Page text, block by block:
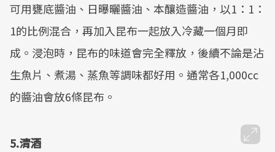
可用甕底醬油、日曝曬醬油、本釀造醬油，以1：1：
1的比例混合，再加入昆布一起放入冷藏一個月即
成。浸泡時，昆布的味道會完全釋放，後續不論是沾
生魚片、煮湯、蒸魚等調味都好用。通常各1,000cc
的醬油會放6條昆布。
5.清酒